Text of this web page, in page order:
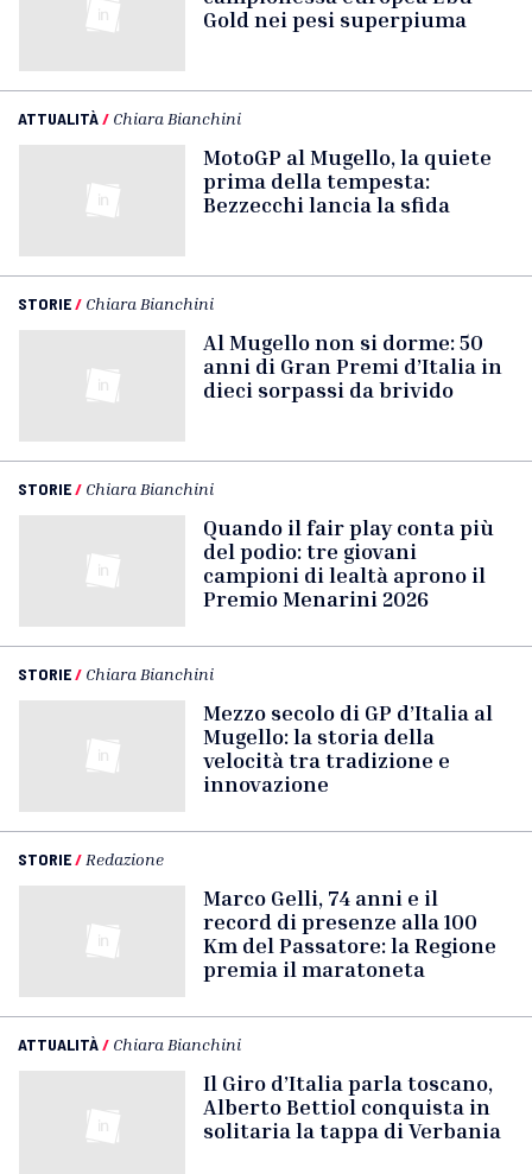
Gold nei pesi superpiuma
ATTUALITÀ/ Chiara Bianchini
MotoGP al Mugello, la quiete
prima della tempesta:
Bezzecchi lancia la sfida
STORIE/ Chiara Bianchini
Al Mugello non si dorme: 50
anni di Gran Premi d’Italia in
dieci sorpassi da brivido
STORIE/ Chiara Bianchini
Quando il fair play conta più
del podio: tre giovani
campioni di lealtà aprono il
Premio Menarini 2026
STORIE/ Chiara Bianchini
Mezzo secolo di GP d’Italia al
Mugello: la storia della
velocità tra tradizione e
innovazione
STORIE/ Redazione
Marco Gelli, 74 anni e il
record di presenze alla 100
Km del Passatore: la Regione
premia il maratoneta
ATTUALITÀ/ Chiara Bianchini
Il Giro d’Italia parla toscano,
Alberto Bettiol conquista in
solitaria la tappa di Verbania